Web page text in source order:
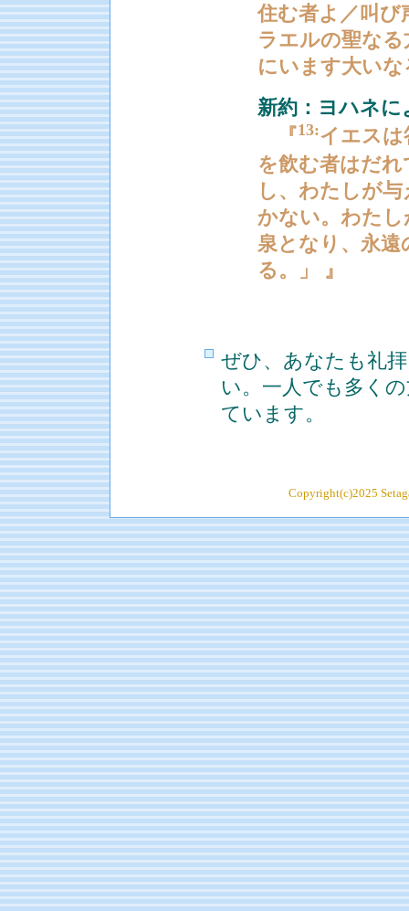
住む者よ／叫び
ラエルの聖な
にいます大いな
新約：ヨハネに
『13:イエスは
を飲む者はだ
し、わたしが
かない。わた
泉となり、永遠
る。」 』
ぜひ、あなたも礼
い。一人でも多く
ています。
Copyright(c)2025